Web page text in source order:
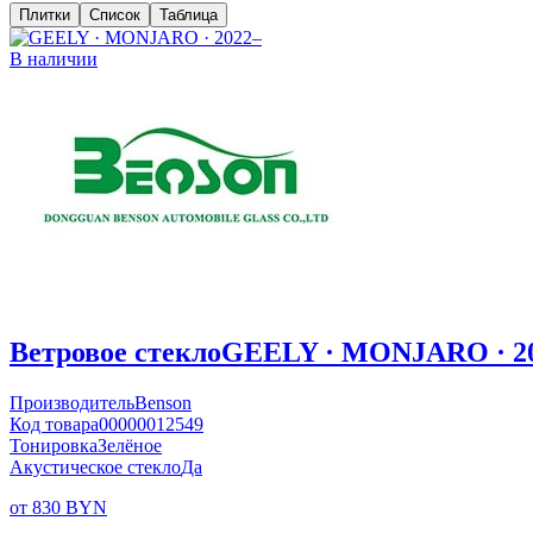
Плитки Список Таблица
В наличии
Ветровое стеклоGEELY · MONJARO ·
ПроизводительBenson
Код товара00000012549
ТонировкаЗелёное
Акустическое стеклоДа
от 830 BYN